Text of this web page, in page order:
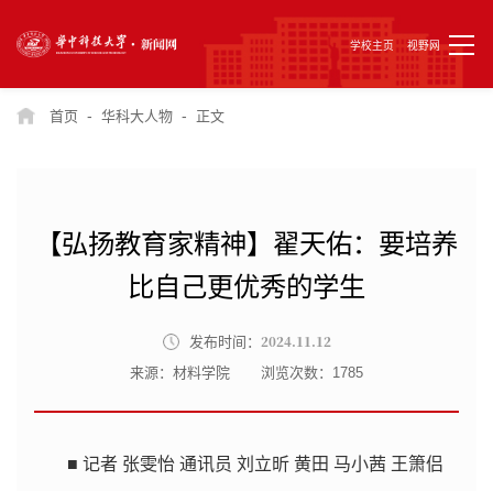
学校主页 视野网
首页 - 华科大人物 - 正文
【弘扬教育家精神】翟天佑：要培养
比自己更优秀的学生
发布时间： 2024.11.12
来源：材料学院 浏览次数： 1785
■ 记者 张雯怡 通讯员 刘立昕 黄田 马小茜 王箫侣